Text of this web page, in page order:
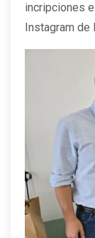
incripciones
Instagram de